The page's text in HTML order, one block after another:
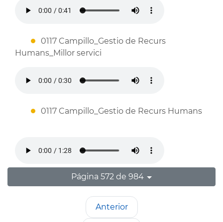
0117 Campillo_Gestio de Recurs
Humans_Millor servici
0117 Campillo_Gestio de Recurs Humans
Página 572 de 984
Anterior